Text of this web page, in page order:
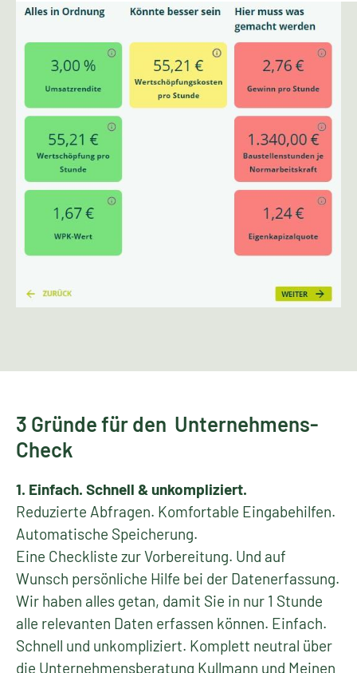
3 Gründe für den Unternehmens-
Check
1. Einfach. Schnell & unkompliziert.
Reduzierte Abfragen. Komfortable Eingabehilfen.
Automatische Speicherung.
Eine Checkliste zur Vorbereitung. Und auf
Wunsch persönliche Hilfe bei der Datenerfassung.
Wir haben alles getan, damit Sie in nur 1 Stunde
alle relevanten Daten erfassen können. Einfach.
Schnell und unkompliziert. Komplett neutral über
die Unternehmensberatung Kullmann und Meinen